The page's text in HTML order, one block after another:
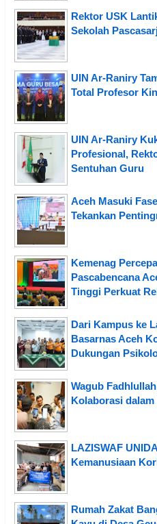
Rektor USK
Sekolah
UIN Ar-Raniry
Total Profesor
UIN Ar-Raniry
Profesional,
Sentuhan Guru
Aceh Masuki
Tekankan
Kemenag
Pascabencana
Tinggi Perkuat
Dari Kampus ke
Basarnas Aceh
Dukungan
Wagub
Kolaborasi
LAZISWAF
Kemanusiaan
Rumah Zakat